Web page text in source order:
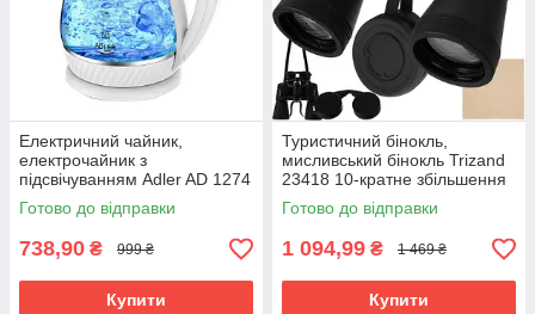
Електричний чайник,
електрочайник з
підсвічуванням Adler AD 1274
w 1 7 л 2200 Вт
Готово до відправки
738,90 ₴ 999 ₴
Купити
Туристичний бінокль,
мисливський бінокль Trizand
23418 10-кратне збільшення
50 мм
Готово до відправки
1 094,99 ₴ 1 469 ₴
Купити